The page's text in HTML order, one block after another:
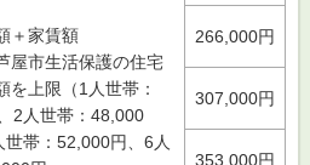
＋家賃額
屋市生活保護の住宅
を上限（1人世帯：
2人世帯：48,000
世帯：52,000円、6人
266,000円
307,000円
353,000円